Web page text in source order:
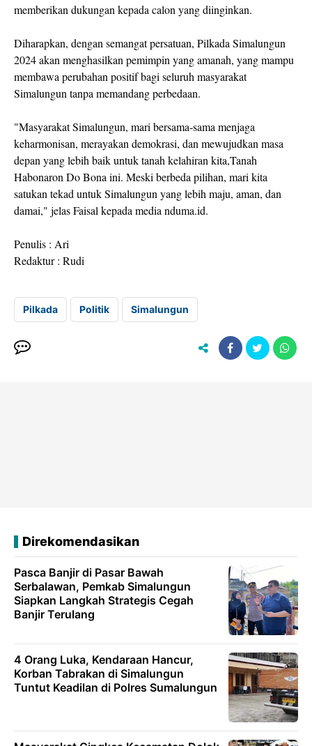
memberikan dukungan kepada calon yang diinginkan.
Diharapkan, dengan semangat persatuan, Pilkada Simalungun
2024 akan menghasilkan pemimpin yang amanah, yang mampu
membawa perubahan positif bagi seluruh masyarakat
Simalungun tanpa memandang perbedaan.
"Masyarakat Simalungun, mari bersama-sama menjaga
keharmonisan, merayakan demokrasi, dan mewujudkan masa
depan yang lebih baik untuk tanah kelahiran kita,Tanah
Habonaron Do Bona ini. Meski berbeda pilihan, mari kita
satukan tekad untuk Simalungun yang lebih maju, aman, dan
damai," jelas Faisal kepada media nduma.id.
Penulis : Ari
Redaktur : Rudi
Pilkada Politik Simalungun
Direkomendasikan
Pasca Banjir di Pasar Bawah
Serbalawan, Pemkab Simalungun
Siapkan Langkah Strategis Cegah
Banjir Terulang
4 Orang Luka, Kendaraan Hancur,
Korban Tabrakan di Simalungun
Tuntut Keadilan di Polres Sumalungun